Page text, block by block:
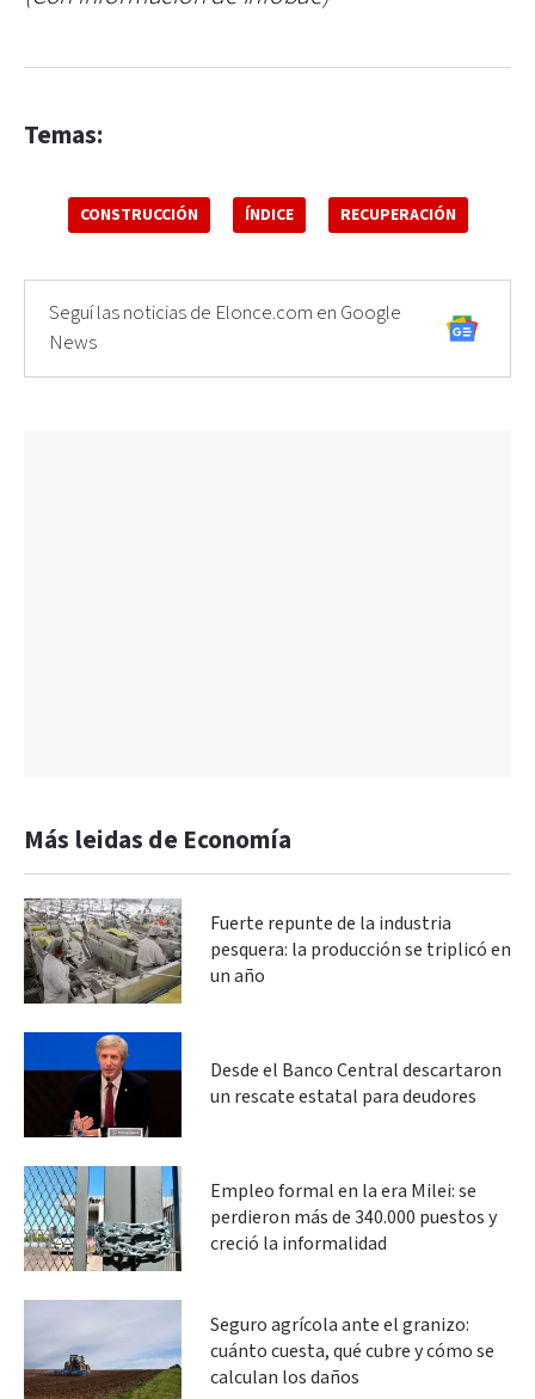
Temas:
CONSTRUCCIÓN ÍNDICE RECUPERACIÓN
Seguí las noticias de Elonce.com en Google
News
Más leidas de Economía
Fuerte repunte de la industria
pesquera: la producción se triplicó en
un año
Desde el Banco Central descartaron
un rescate estatal para deudores
Empleo formal en la era Milei: se
perdieron más de 340.000 puestos y
creció la informalidad
Seguro agrícola ante el granizo:
cuánto cuesta, qué cubre y cómo se
calculan los daños